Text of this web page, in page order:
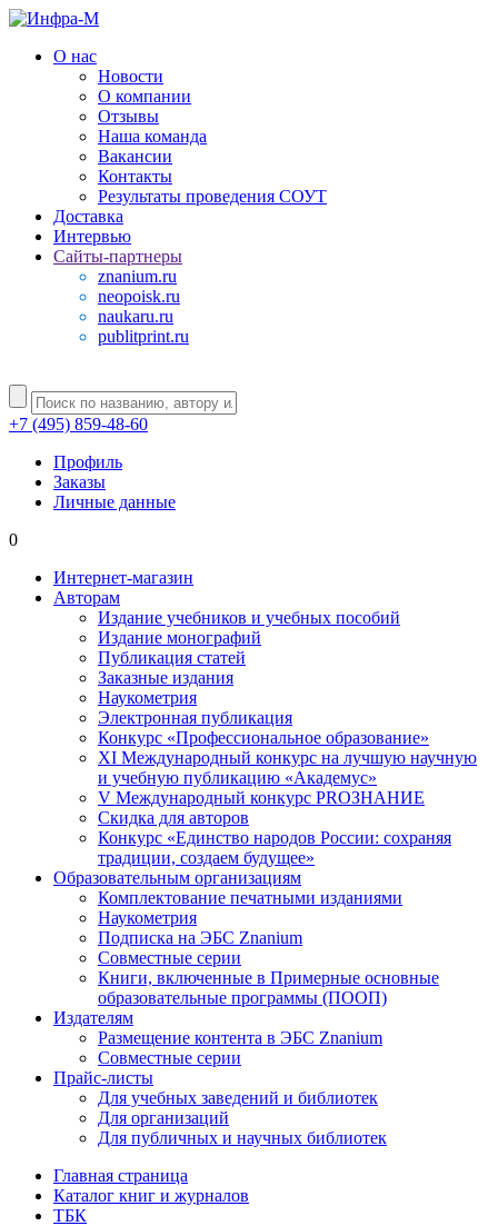
О нас
Новости
О компании
Отзывы
Наша команда
Вакансии
Контакты
Результаты проведения СОУТ
Доставка
Интервью
Сайты-партнеры
znanium.ru
neopoisk.ru
naukaru.ru
publitprint.ru
+7 (495) 859-48-60
Профиль
Заказы
Личные данные
0
Интернет-магазин
Авторам
Издание учебников и учебных пособий
Издание монографий
Публикация статей
Заказные издания
Наукометрия
Электронная публикация
Конкурс «Профессиональное образование»
XI Международный конкурс на лучшую научную
и учебную публикацию «Академус»
V Международный конкурс PROЗНАНИЕ
Скидка для авторов
Конкурс «Единство народов России: сохраняя
традиции, создаем будущее»
Образовательным организациям
Комплектование печатными изданиями
Наукометрия
Подписка на ЭБС Znanium
Совместные серии
Книги, включенные в Примерные основные
образовательные программы (ПООП)
Издателям
Размещение контента в ЭБС Znanium
Совместные серии
Прайс-листы
Для учебных заведений и библиотек
Для организаций
Для публичных и научных библиотек
Главная страница
Каталог книг и журналов
ТБК